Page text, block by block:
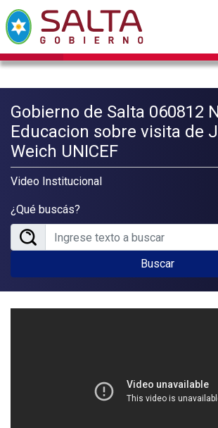
Gobierno de Salta 060812
Educacion sobre visita de
Weich UNICEF
Video Institucional
¿Qué buscás?
Buscar